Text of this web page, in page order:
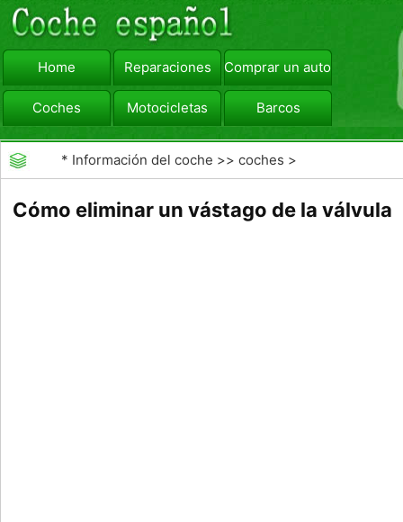
Home Reparaciones Comprar un automóvil
Coches Motocicletas Barcos
viajar Camiones
* Información del coche >>coches >
Cómo eliminar un vástago de la válvula